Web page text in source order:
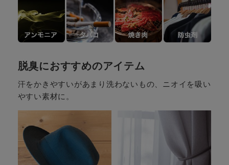
脱臭におすすめのアイテム
汗をかきやすいがあまり洗わないもの、ニオイを吸い
やすい素材に。